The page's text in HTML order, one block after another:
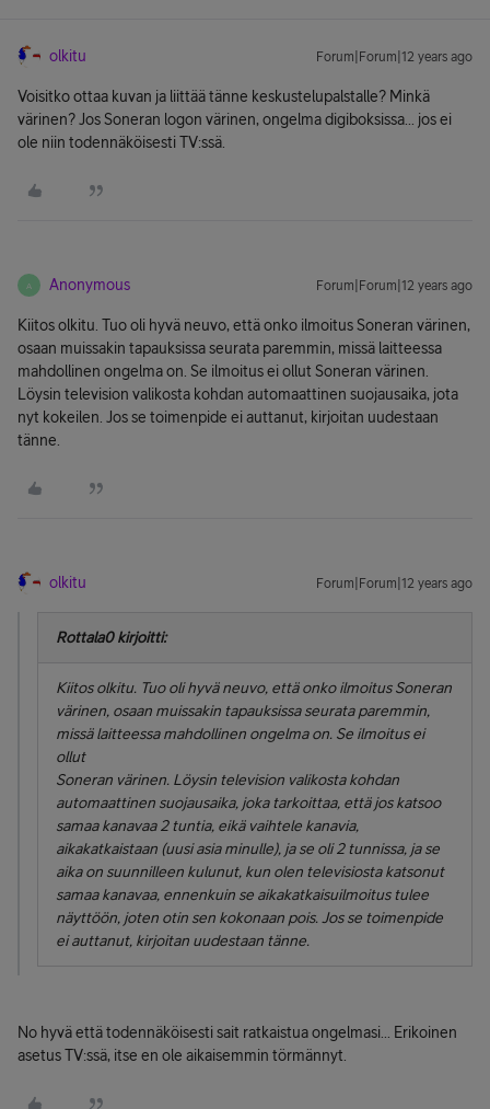
olkitu Forum|Forum|12 years ago
Voisitko ottaa kuvan ja liittää tänne keskustelupalstalle? Minkä
värinen? Jos Soneran logon värinen, ongelma digiboksissa... jos ei
ole niin todennäköisesti TV:ssä.
A Anonymous Forum|Forum|12 years ago
Kiitos olkitu. Tuo oli hyvä neuvo, että onko ilmoitus Soneran värinen,
osaan muissakin tapauksissa seurata paremmin, missä laitteessa
mahdollinen ongelma on. Se ilmoitus ei ollut Soneran värinen.
Löysin television valikosta kohdan automaattinen suojausaika, jota
nyt kokeilen. Jos se toimenpide ei auttanut, kirjoitan uudestaan
tänne.
olkitu Forum|Forum|12 years ago
Rottala0 kirjoitti:
Kiitos olkitu. Tuo oli hyvä neuvo, että onko ilmoitus Soneran
värinen, osaan muissakin tapauksissa seurata paremmin,
missä laitteessa mahdollinen ongelma on. Se ilmoitus ei
ollut
Soneran värinen. Löysin television valikosta kohdan
automaattinen suojausaika, joka tarkoittaa, että jos katsoo
samaa kanavaa 2 tuntia, eikä vaihtele kanavia,
aikakatkaistaan (uusi asia minulle), ja se oli 2 tunnissa, ja se
aika on suunnilleen kulunut, kun olen televisiosta katsonut
samaa kanavaa, ennenkuin se aikakatkaisuilmoitus tulee
näyttöön, joten otin sen kokonaan pois. Jos se toimenpide
ei auttanut, kirjoitan uudestaan tänne.
No hyvä että todennäköisesti sait ratkaistua ongelmasi... Erikoinen
asetus TV:ssä, itse en ole aikaisemmin törmännyt.